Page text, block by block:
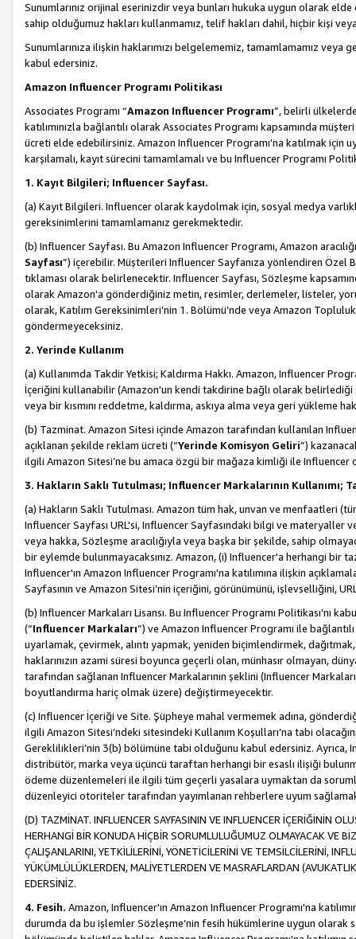
Sunumlarınız orijinal eserinizdir veya bunları hukuka uygun olarak
sahip olduğumuz hakları kullanmamız, telif hakları dahil, hiçbir kişi
Sunumlarınıza ilişkin haklarımızı belgelememiz, tamamlamamız
kabul edersiniz.
Amazon Influencer Programı Politikası
Associates Programı “Amazon Influencer Programı”, belirli
katılımınızla bağlantılı olarak Associates Programı kapsamında
ücreti elde edebilirsiniz. Amazon Influencer Programı'na katılmak için
karşılamalı, kayıt sürecini tamamlamalı ve bu Influencer Programı
1. Kayıt Bilgileri; Influencer Sayfası.
(a) Kayıt Bilgileri. Influencer olarak kaydolmak için, sosyal medya
gereksinimlerini tamamlamanız gerekmektedir.
(b) Influencer Sayfası. Bu Amazon Influencer Programı, Amazon
Sayfası”) içerebilir. Müşterileri Influencer Sayfanıza yönlendiren Özel
tıklaması olarak belirlenecektir. Influencer Sayfası, Sözleşme
olarak Amazon'a gönderdiğiniz metin, resimler, derlemeler, listeler,
olarak, Katılım Gereksinimleri’nin 1. Bölümü’nde veya Amazon
göndermeyeceksiniz.
2. Yerinde Kullanım
(a) Kullanımda Takdir Yetkisi; Kaldırma Hakkı. Amazon, Influencer
İçeriğini kullanabilir (Amazon'un kendi takdirine bağlı olarak belirlediği
veya bir kısmını reddetme, kaldırma, askıya alma veya geri yükleme
(b) Tazminat. Amazon Sitesi içinde Amazon tarafından kullanılan
açıklanan şekilde reklam ücreti (“Yerinde Komisyon Geliri”)
ilgili Amazon Sitesi’ne bu amaca özgü bir mağaza kimliği ile Influencer
3. Hakların Saklı Tutulması; Influencer Markalarının Kullanımı;
(a) Hakların Saklı Tutulması. Amazon tüm hak, unvan ve menfaatleri
Influencer Sayfası URL'si, Influencer Sayfasındaki bilgi ve materyaller
veya hakka, Sözleşme aracılığıyla veya başka bir şekilde, sahip
bir eylemde bulunmayacaksınız. Amazon, (i) Influencer'a herhangi bir
Influencer'ın Amazon Influencer Programı'na katılımına ilişkin
Sayfasının ve Amazon Sitesi’nin içeriğini, görünümünü, işlevselliğini,
(b) Influencer Markaları Lisansı. Bu Influencer Programı Politikası’nı
(“Influencer Markaları”) ve Amazon Influencer Programı ile
uyarlamak, çevirmek, alıntı yapmak, yeniden biçimlendirmek,
haklarınızın azami süresi boyunca geçerli olan, münhasır olmayan,
tarafından sağlanan Influencer Markalarının şeklini (Influencer
boyutlandırma hariç olmak üzere) değiştirmeyecektir.
(c) Influencer İçeriği ve Site. Şüpheye mahal vermemek adına,
ilgili Amazon Sitesi’ndeki sitesindeki Kullanım Koşulları’na tabi
Gereklilikleri’nin 3(b) bölümüne tabi olduğunu kabul edersiniz. Ayrıca,
distribütör, marka veya üçüncü taraftan herhangi bir esaslı ilişiği
ödeme düzenlemeleri ile ilgili tüm geçerli yasalara uymaktan da
düzenleyici otoriteler tarafından yayımlanan rehberlere uyum
(D) TAZMİNAT. INFLUENCER SAYFASININ VE INFLUENCER İÇERİĞİNİN
HERHANGİ BİR KONUDA HİÇBİR SORUMLULUĞUMUZ OLMAYACAK VE
ÇALIŞANLARINI, YETKİLİLERİNİ, YÖNETİCİLERİNİ VE TEMSİLCİLERİNİ,
YÜKÜMLÜLÜKLERDEN, MALİYETLERDEN VE MASRAFLARDAN
EDERSİNİZ.
4. Fesih. Amazon, Influencer'ın Amazon Influencer Programı'na
durumda da bu işlemler Sözleşme’nin fesih hükümlerine uygun olarak